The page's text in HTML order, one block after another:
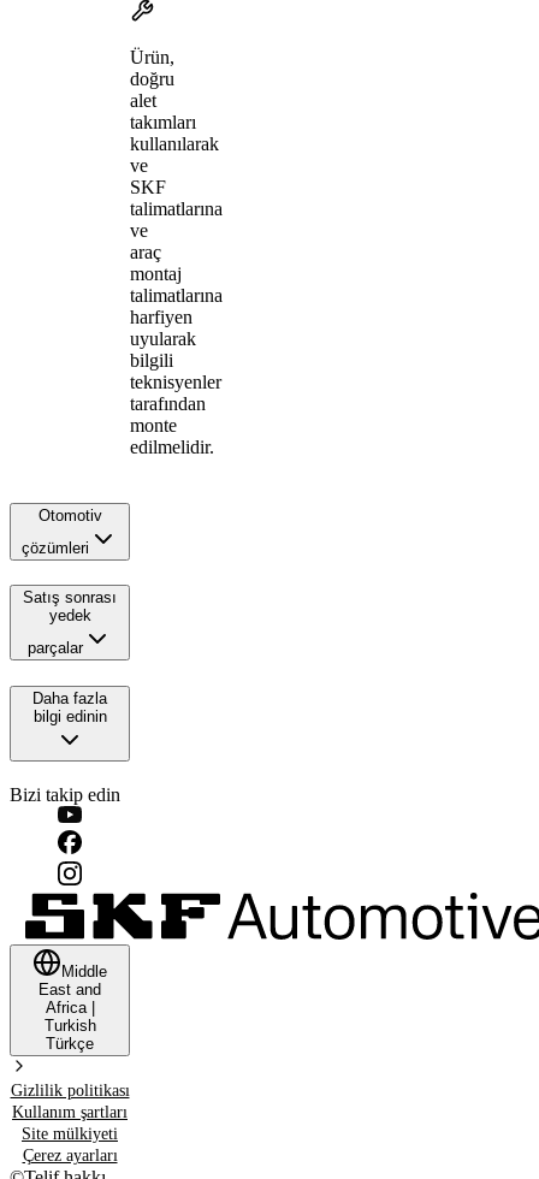
Ürün,
doğru
alet
takımları
kullanılarak
ve
SKF
talimatlarına
ve
araç
montaj
talimatlarına
harfiyen
uyularak
bilgili
teknisyenler
tarafından
monte
edilmelidir.
Otomotiv
çözümleri
Satış sonrası
yedek
parçalar
Daha fazla
bilgi edinin
Bizi takip edin
Middle
East and
Africa|
Turkish
Türkçe
Gizlilik politikası
Kullanım şartları
Site mülkiyeti
Çerez ayarları